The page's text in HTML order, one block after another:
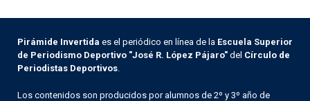
Pirámide Invertida es el periódico en línea de la Escuela Superior
de Periodismo Deportivo "José R. López Pájaro" del Círculo de
Periodistas Deportivos
Los contenidos son producidos por alumnos de 2º y 3º año de